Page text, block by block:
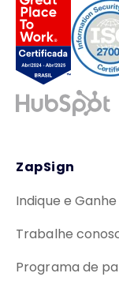
ZapSign
Indique e Ganhe
Trabalhe
Programa de